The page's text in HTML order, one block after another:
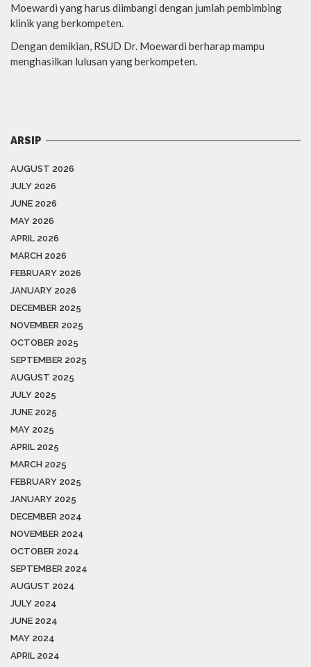
Moewardi yang harus diimbangi dengan jumlah pembimbing
klinik yang berkompeten.
Dengan demikian, RSUD Dr. Moewardi berharap mampu
menghasilkan lulusan yang berkompeten.
ARSIP
AUGUST 2026
JULY 2026
JUNE 2026
MAY 2026
APRIL 2026
MARCH 2026
FEBRUARY 2026
JANUARY 2026
DECEMBER 2025
NOVEMBER 2025
OCTOBER 2025
SEPTEMBER 2025
AUGUST 2025
JULY 2025
JUNE 2025
MAY 2025
APRIL 2025
MARCH 2025
FEBRUARY 2025
JANUARY 2025
DECEMBER 2024
NOVEMBER 2024
OCTOBER 2024
SEPTEMBER 2024
AUGUST 2024
JULY 2024
JUNE 2024
MAY 2024
APRIL 2024